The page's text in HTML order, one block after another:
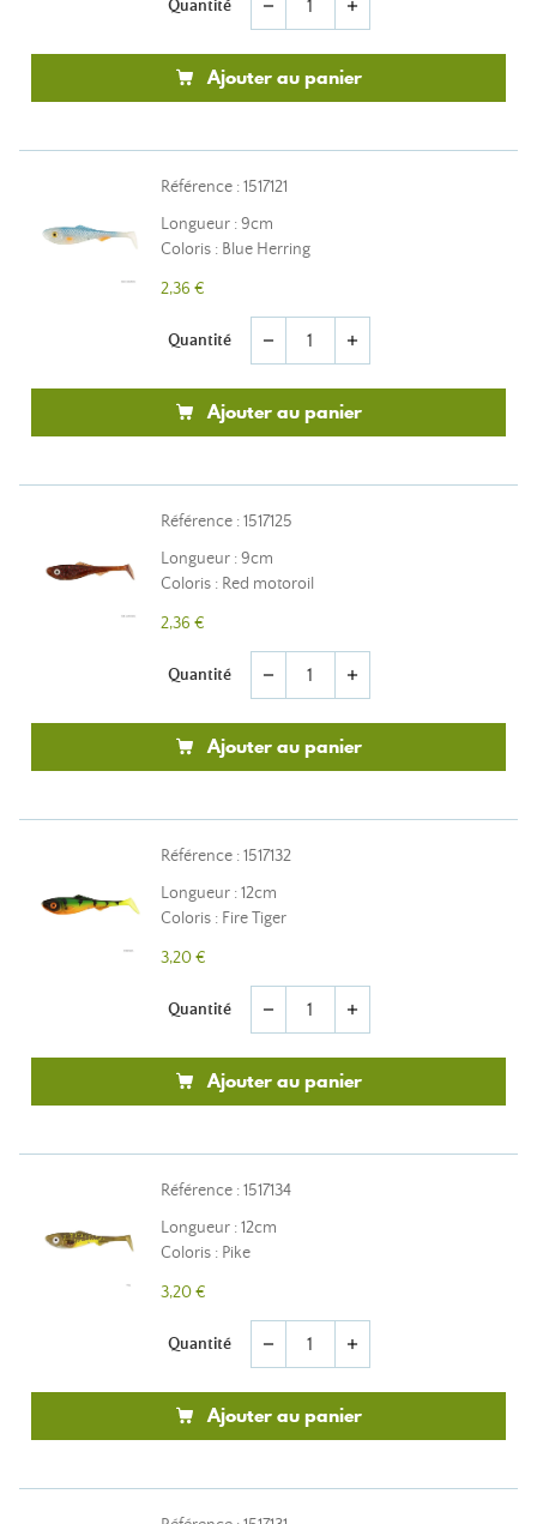
Quantité remove add
Ajouter au panier
Référence : 1517121
Longueur : 9cm
Coloris : Blue Herring
2,36 €
Quantité remove add
Ajouter au panier
Référence : 1517125
Longueur : 9cm
Coloris : Red motoroil
2,36 €
Quantité remove add
Ajouter au panier
Référence : 1517132
Longueur : 12cm
Coloris : Fire Tiger
3,20 €
Quantité remove add
Ajouter au panier
Référence : 1517134
Longueur : 12cm
Coloris : Pike
3,20 €
Quantité remove add
Ajouter au panier